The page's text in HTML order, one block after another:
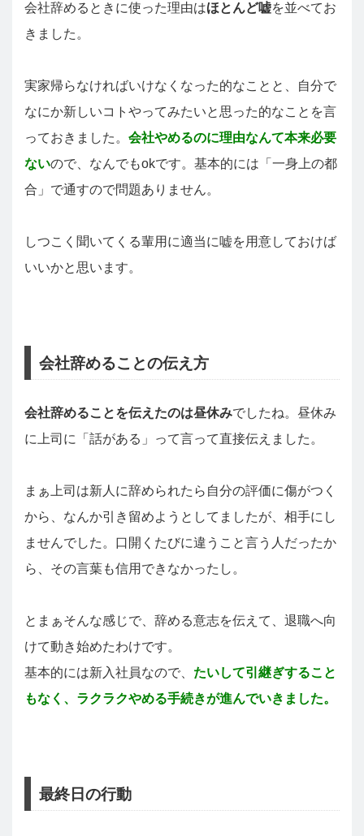
会社辞めるときに使った理由はほとんど嘘を並べてお
きました。
実家帰らなければいけなくなった的なことと、自分で
なにか新しいコトやってみたいと思った的なことを言
っておきました。 会社やめるのに理由なんて本来必要
ないので、なんでもokです。基本的には「一身上の都
合」で通すので問題ありません。
しつこく聞いてくる輩用に適当に嘘を用意しておけば
いいかと思います。
会社辞めることの伝え方
会社辞めることを伝えたのは昼休みでしたね。昼休み
に上司に「話がある」って言って直接伝えました。
まぁ上司は新人に辞められたら自分の評価に傷がつく
から、なんか引き留めようとしてましたが、相手にし
ませんでした。口開くたびに違うこと言う人だったか
ら、その言葉も信用できなかったし。
とまぁそんな感じで、辞める意志を伝えて、退職へ向
けて動き始めたわけです。
基本的には新入社員なので、 たいして引継ぎすること
もなく、ラクラクやめる手続きが進んでいきました。
最終日の行動